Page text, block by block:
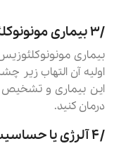
۳٫ بیماری مونونوکلئوزیس
بیماری
اولیه آن التهاب زیر
این بیماری و تشخیص
درمان کنید.
۴٫ آلرژی یا حساسیت